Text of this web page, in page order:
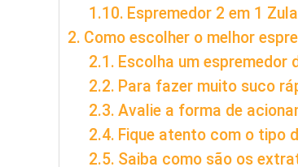
Espremedor 2 em 1
Como escolher o melhor
Escolha um
Para fazer muito suco
Avalie a forma de
Fique atento com o tipo
Saiba como são os